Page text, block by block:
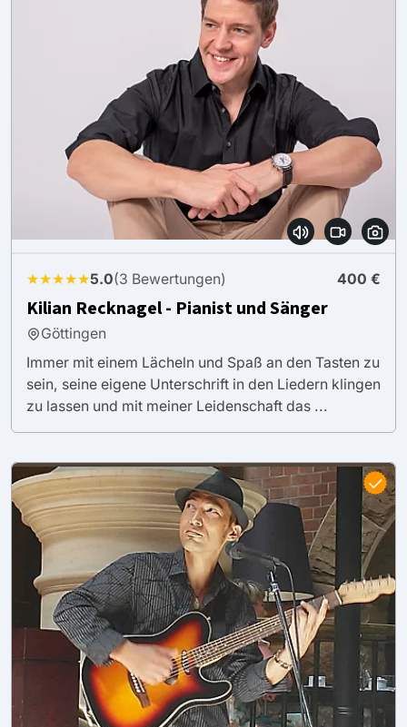
★★★★★5.0(3 Bewertungen) 400 €
Kilian Recknagel - Pianist und Sänger
Göttingen
Immer mit einem Lächeln und Spaß an den Tasten zu
sein, seine eigene Unterschrift in den Liedern klingen
zu lassen und mit meiner Leidenschaft das ...